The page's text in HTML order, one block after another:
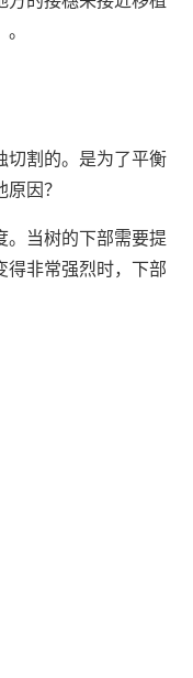
切割的。是为了平衡
因？
。当树的下部需要提
得非常强烈时，下部